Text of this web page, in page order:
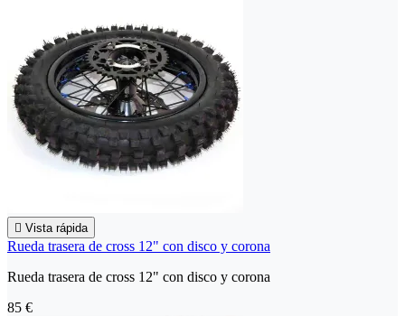
 Vista rápida
Rueda trasera de cross 12" con disco y corona
Rueda trasera de cross 12" con disco y corona
85 €